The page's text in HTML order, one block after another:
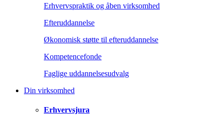
Erhvervspraktik og åben virksomhed
Efteruddannelse
Økonomisk støtte til efteruddannelse
Kompetencefonde
Faglige uddannelsesudvalg
Din virksomhed
Erhvervsjura